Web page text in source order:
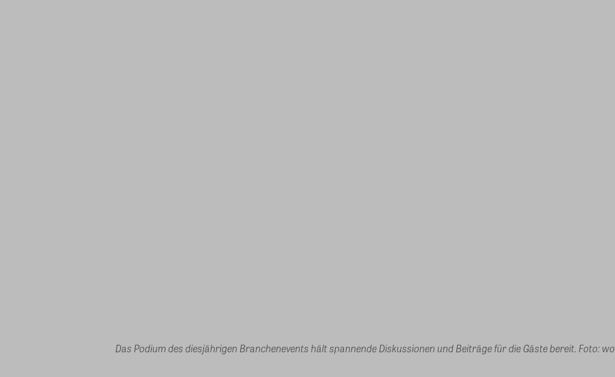
Das Podium des diesjährigen Branchenevents hält spannende Diskussionen und Beiträge für die Gäste bereit. Foto: